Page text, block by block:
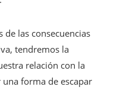
de las consecuencias
tendremos la
relación con la
forma de escapar